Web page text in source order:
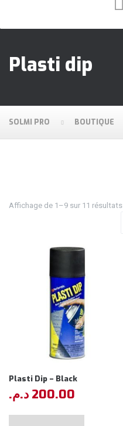
Plasti dip
SOLMI PRO BOUTIQUE
Affichage de 1–9 sur 11 résultats
Plasti Dip – Black
200.00 د.م.